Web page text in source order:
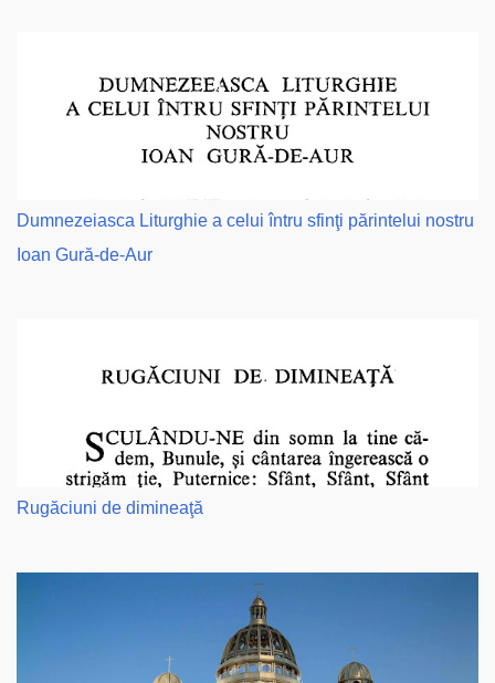
Dumnezeiasca Liturghie a celui întru sfinţi părintelui nostru
Ioan Gură-de-Aur
Rugăciuni de dimineaţă